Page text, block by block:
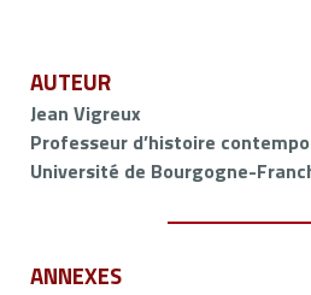
AUTEUR
Jean Vigreux
Professeur d’histoire
Université de Bourgogne-
ANNEXES